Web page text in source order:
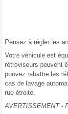
Pensez à régler les
Votre véhicule est
rétroviseurs peuvent
pouvez rabattre les
cas de lavage
rue étroite.
AVERTISSEMENT -